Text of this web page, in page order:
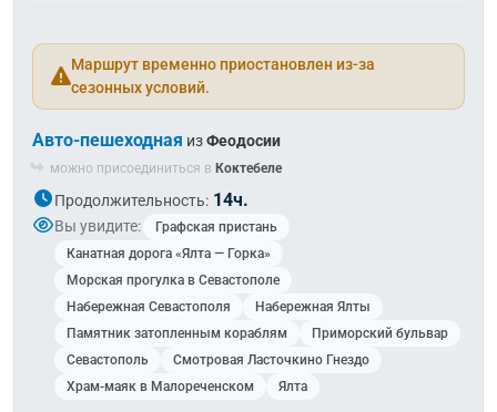
Маршрут временно приостановлен из-за
сезонных условий.
Авто-пешеходная изФеодосии
можно присоединиться в Коктебеле
Продолжительность: 14ч.
Вы увидите:
Графская пристань
Канатная дорога «Ялта — Горка»
Морская прогулка в Севастополе
Набережная Севастополя
Набережная Ялты
Памятник затопленным кораблям
Приморский бульвар
Севастополь
Смотровая Ласточкино Гнездо
Храм-маяк в Малореченском
Ялта